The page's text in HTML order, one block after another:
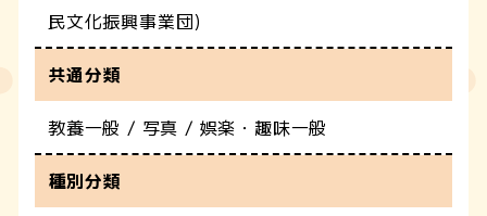
民文化振興事業団)
共通分類
教養一般 / 写真 / 娯楽・趣味一般
種別分類